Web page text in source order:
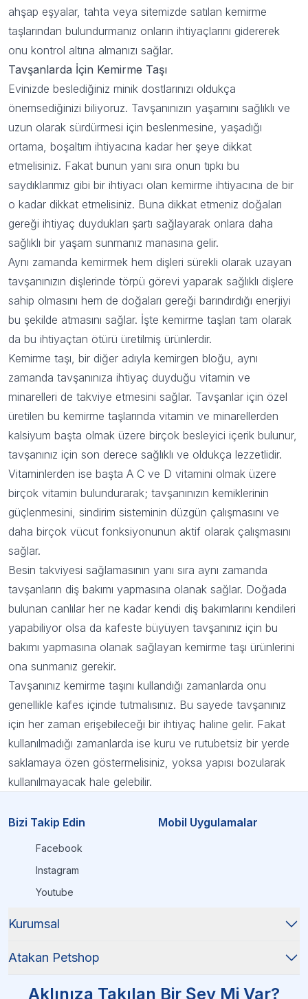
ahşap eşyalar, tahta veya sitemizde satılan kemirme
taşlarından bulundurmanız onların ihtiyaçlarını gidererek
onu kontrol altına almanızı sağlar.
Tavşanlarda İçin Kemirme Taşı
Evinizde beslediğiniz minik dostlarınızı oldukça
önemsediğinizi biliyoruz. Tavşanınızın yaşamını sağlıklı ve
uzun olarak sürdürmesi için beslenmesine, yaşadığı
ortama, boşaltım ihtiyacına kadar her şeye dikkat
etmelisiniz. Fakat bunun yanı sıra onun tıpkı bu
saydıklarımız gibi bir ihtiyacı olan kemirme ihtiyacına de bir
o kadar dikkat etmelisiniz. Buna dikkat etmeniz doğaları
gereği ihtiyaç duydukları şartı sağlayarak onlara daha
sağlıklı bir yaşam sunmanız manasına gelir.
Aynı zamanda kemirmek hem dişleri sürekli olarak uzayan
tavşanınızın dişlerinde törpü görevi yaparak sağlıklı dişlere
sahip olmasını hem de doğaları gereği barındırdığı enerjiyi
bu şekilde atmasını sağlar. İşte kemirme taşları tam olarak
da bu ihtiyaçtan ötürü üretilmiş ürünlerdir.
Kemirme taşı, bir diğer adıyla kemirgen bloğu, aynı
zamanda tavşanınıza ihtiyaç duyduğu vitamin ve
minarelleri de takviye etmesini sağlar. Tavşanlar için özel
üretilen bu kemirme taşlarında vitamin ve minarellerden
kalsiyum başta olmak üzere birçok besleyici içerik bulunur,
tavşanınız için son derece sağlıklı ve oldukça lezzetlidir.
Vitaminlerden ise başta A C ve D vitamini olmak üzere
birçok vitamin bulundurarak; tavşanınızın kemiklerinin
güçlenmesini, sindirim sisteminin düzgün çalışmasını ve
daha birçok vücut fonksiyonunun aktif olarak çalışmasını
sağlar.
Besin takviyesi sağlamasının yanı sıra aynı zamanda
tavşanların diş bakımı yapmasına olanak sağlar. Doğada
bulunan canlılar her ne kadar kendi diş bakımlarını kendileri
yapabiliyor olsa da kafeste büyüyen tavşanınız için bu
bakımı yapmasına olanak sağlayan kemirme taşı ürünlerini
ona sunmanız gerekir.
Tavşanınız kemirme taşını kullandığı zamanlarda onu
genellikle kafes içinde tutmalısınız. Bu sayede tavşanınız
için her zaman erişebileceği bir ihtiyaç haline gelir. Fakat
kullanılmadığı zamanlarda ise kuru ve rutubetsiz bir yerde
saklamaya özen göstermelisiniz, yoksa yapısı bozularak
kullanılmayacak hale gelebilir.
Bizi Takip Edin
Facebook
Instagram
Youtube
Mobil Uygulamalar
Kurumsal
Atakan Petshop
Aklınıza Takılan Bir Şey Mi Var?